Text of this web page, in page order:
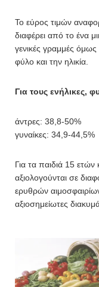
Το εύρος τιμών
διαφέρει από το ένα
γενικές γραμμές όμως
φύλο και την ηλικία.
Για τους ενήλικες,
άντρες: 38,8-50%
γυναίκες: 34,9-44,5%
Για τα παιδιά 15 ετών
αξιολογούνται σε
ερυθρών
αξιοσημείωτες